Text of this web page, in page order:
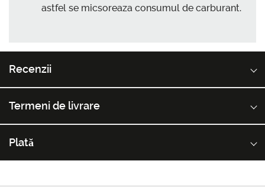
astfel se micsoreaza consumul de carburant.
Recenzii
Termeni de livrare
Plată